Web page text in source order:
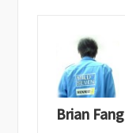
Brian Fang